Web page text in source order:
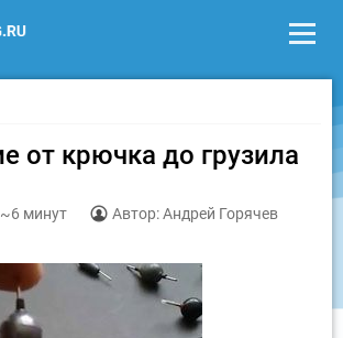
от крючка до грузила
минут
Автор: Андрей Горячев